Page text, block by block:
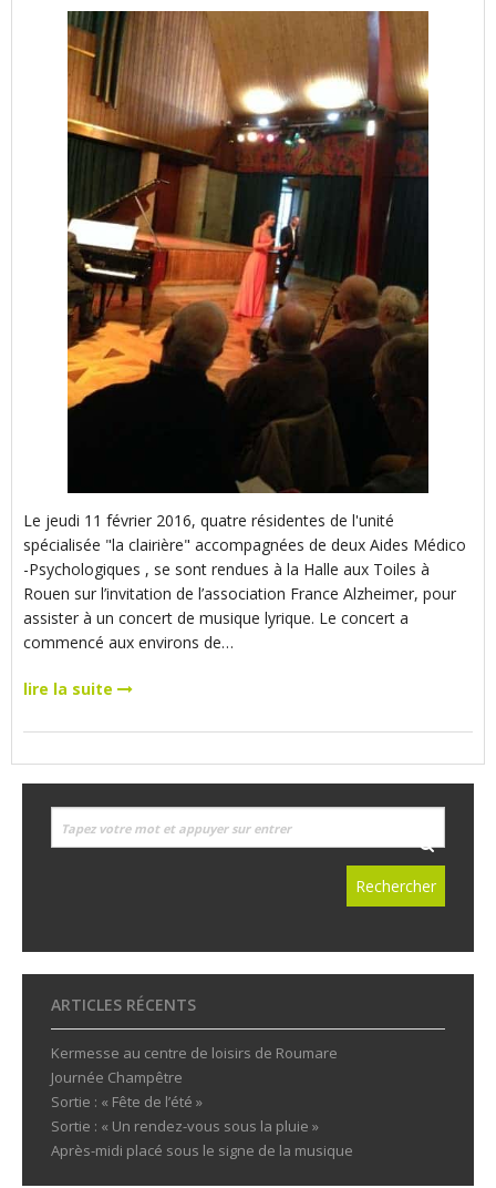
Le jeudi 11 février 2016, quatre résidentes de l'unité
spécialisée "la clairière" accompagnées de deux Aides Médico
-Psychologiques , se sont rendues à la Halle aux Toiles à
Rouen sur l’invitation de l’association France Alzheimer, pour
assister à un concert de musique lyrique. Le concert a
commencé aux environs de…
lire la suite
ARTICLES RÉCENTS
Kermesse au centre de loisirs de Roumare
Journée Champêtre
Sortie : « Fête de l’été »
Sortie : « Un rendez-vous sous la pluie »
Après-midi placé sous le signe de la musique